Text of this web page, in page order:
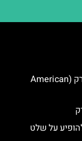
מוזיאון ההיסטוריה של הטבע בניו יורק (American
על שלט